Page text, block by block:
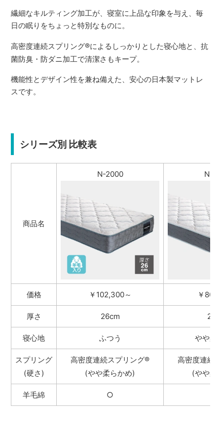
繊細なキルティング加工が、寝室に上品な印象を与え、毎
日の眠りをちょっと特別なものに。
高密度連続スプリング®によるしっかりとした寝心地と、抗
菌防臭・防ダニ加工で清潔さもキープ。
機能性とデザイン性を兼ね備えた、安心の日本製マットレ
スです。
シリーズ別 比較表
商品名
N-2000 N-
価格 ￥102,300～ ￥
厚さ 26cm
寝心地 ふつう やや柔
スプリング
(硬さ)
高密度連続スプリング®
(やや柔らかめ)
高密度連続
(やや柔
羊毛綿 ○